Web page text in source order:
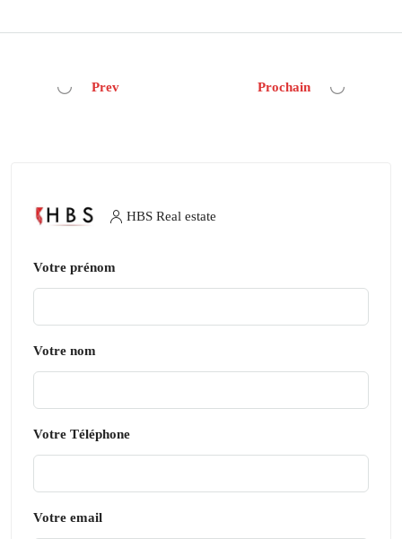
Prev Prochain
HBS Real estate
Votre prénom
Votre nom
Votre Téléphone
Votre email